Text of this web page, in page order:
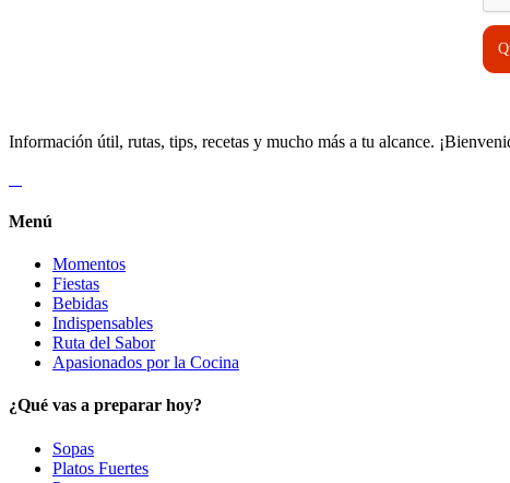
Información útil, rutas, tips, recetas y mucho más a tu alcance.
Menú
Momentos
Fiestas
Bebidas
Indispensables
Ruta del Sabor
Apasionados por la Cocina
¿Qué vas a preparar hoy?
Sopas
Platos Fuertes